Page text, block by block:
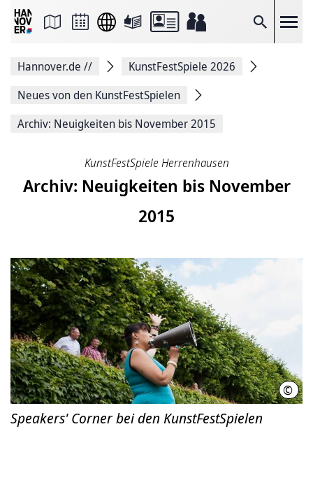
Suche
Seite
Facebook
teilen
Seitenlink
Hannover.de //
KunstFestSpiele 2026
Neues von den KunstFestSpielen
Archiv: Neuigkeiten bis November 2015
KunstFestSpiele Herrenhausen
Archiv: Neuigkeiten bis November
2015
©
Speakers' Corner bei den KunstFestSpielen